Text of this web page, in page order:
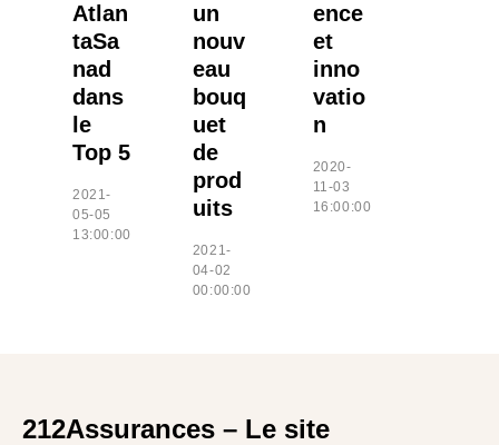
Atlan
taSa
nad
dans
le
Top 5
2021-
05-05
13:00:00
un
nouv
eau
bouq
uet
de
prod
uits
2021-
04-02
00:00:00
ence
et
inno
vatio
n
2020-
11-03
16:00:00
212Assurances – Le site